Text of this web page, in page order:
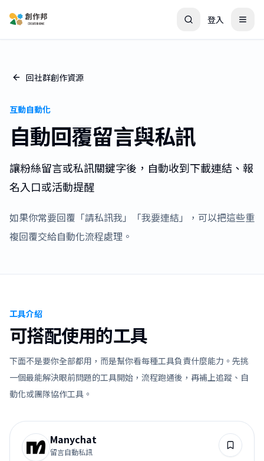
登入
回社群創作資源
互動自動化
自動回覆留言與私訊
讓粉絲留言或私訊關鍵字後，自動收到下載連結、報
名入口或活動提醒
如果你常要回覆「請私訊我」「我要連結」，可以把這些重
複回覆交給自動化流程處理。
工具介紹
可搭配使用的工具
下面不是要你全部都用，而是幫你看每種工具負責什麼能力。先挑
一個最能解決眼前問題的工具開始，流程跑通後，再補上追蹤、自
動化或團隊協作工具。
Manychat
留言自動私訊